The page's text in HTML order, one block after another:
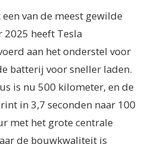
van de meest gewilde
2025 heeft Tesla
aan het onderstel voor
batterij voor sneller laden.
is nu 500 kilometer, en de
in 3,7 seconden naar 100
met het grote centrale
de bouwkwaliteit is